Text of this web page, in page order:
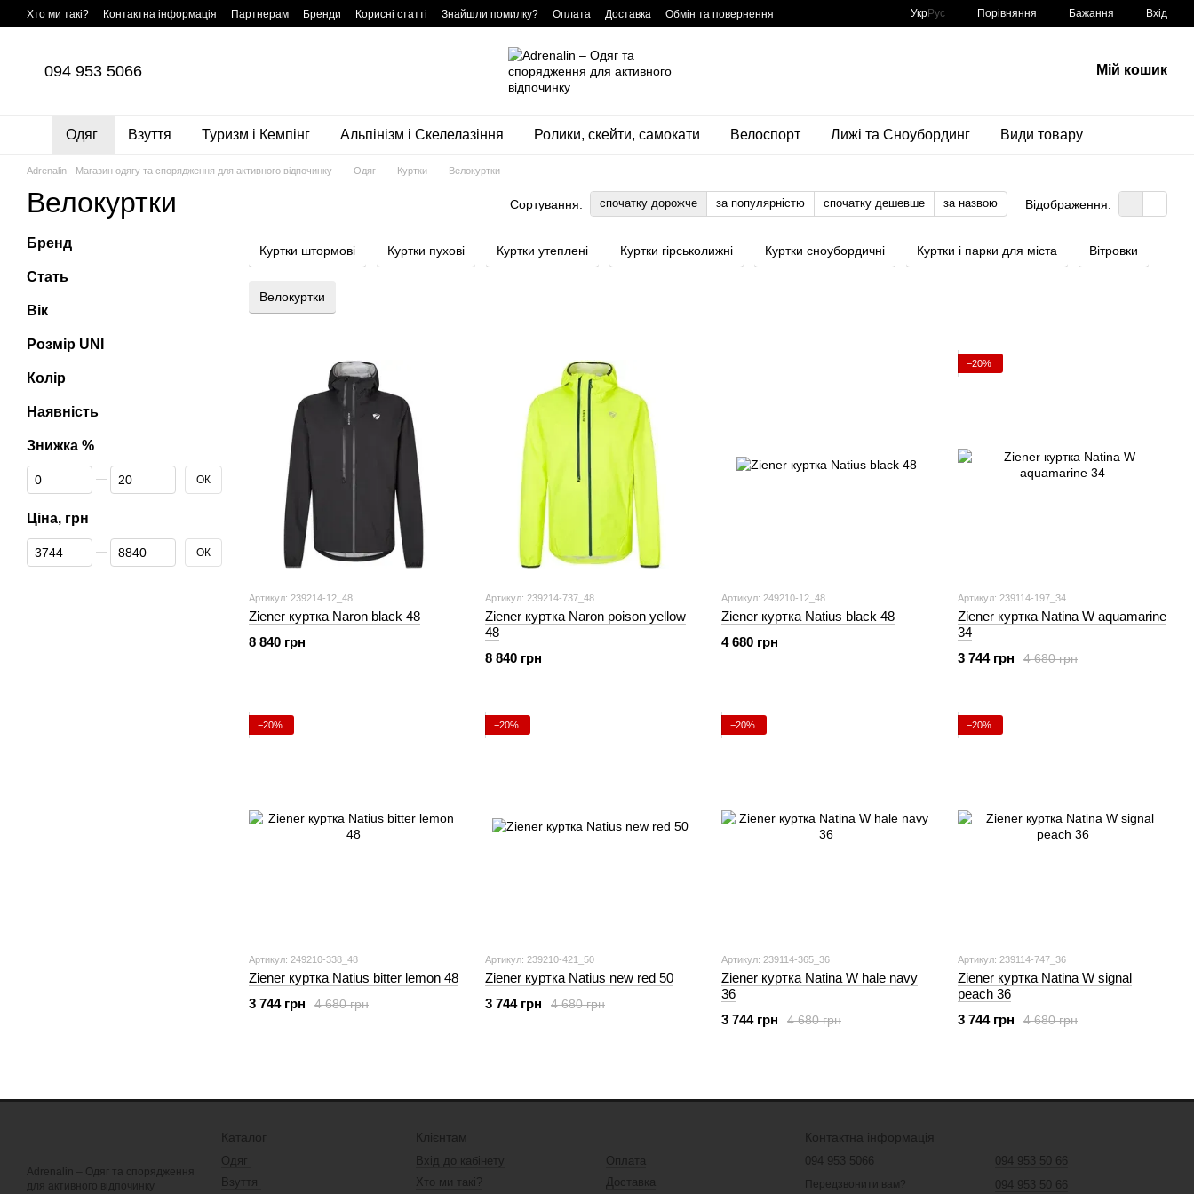
Перейти до основного контенту
Хто ми такі? Контактна інформація Партнерам Бренди Корисні статті Знайшли помилку? Оплата Доставка
Обмін та повернення
УкрРус Порівняння Бажання Вхід
094 953 5066 Мій кошик
Одяг Взуття Туризм і Кемпінг Альпінізм і Скелелазіння Ролики, скейти, самокати Велоспорт Лижі та Сноубординг Види товару
Adrenalin - Магазин одягу та спорядження для активного відпочинку Одяг Куртки Велокуртки
Велокуртки Сортування: спочатку дорожче за популярністю спочатку дешевше за назвою Відображення:
Куртки штормові Куртки пухові Куртки утеплені Куртки гірськолижні Куртки сноубордичні Куртки і парки для міста Вітровки
Велокуртки
Артикул: 239214-12_48
Ziener куртка Naron black 48
8 840 грн
Артикул: 239214-737_48
Ziener куртка Naron poison yellow
48
8 840 грн
Артикул: 249210-12_48
Ziener куртка Natius black 48
4 680 грн
−20%
Артикул: 239114-197_34
Ziener куртка Natina W aquamarine
34
4 680 грн
3 744 грн
−20%
Артикул: 249210-338_48
Ziener куртка Natius bitter lemon 48
4 680 грн
3 744 грн
−20%
Артикул: 239210-421_50
Ziener куртка Natius new red 50
4 680 грн
3 744 грн
−20%
Артикул: 239114-365_36
Ziener куртка Natina W hale navy
36
4 680 грн
3 744 грн
−20%
Артикул: 239114-747_36
Ziener куртка Natina W signal
peach 36
4 680 грн
3 744 грн
Бренд
Стать
Вік
Розмір UNI
Колір
Наявність
Знижка %
Від Знижка %
До Знижка % ОК
Ціна, грн
Від Ціна, грн
До Ціна, грн ОК
Adrenalin – Одяг та спорядження
для активного відпочинку
Каталог
Одяг
Взуття
Клієнтам
Вхід до кабінету
Хто ми такі?
Оплата
Доставка
Контактна інформація
094 953 5066
Передзвонити вам?
094 953 50 66
094 953 50 66